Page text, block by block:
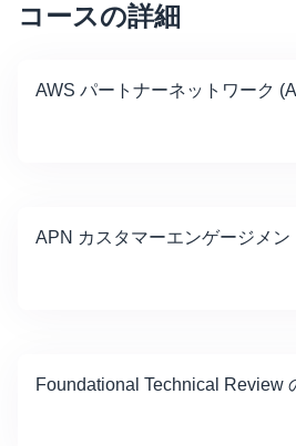
コースの詳細
AWS パートナーネットワーク
APN カスタマーエンゲージメン
Foundational Technical Review